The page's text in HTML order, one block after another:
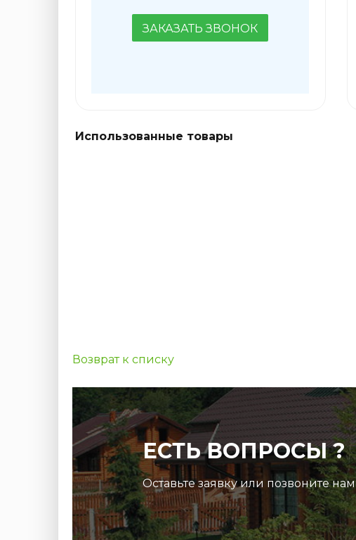
ЗАКАЗАТЬ ЗВОНОК
Использованные товары
Возврат к списку
ЕСТЬ ВОПРОСЫ ?
Оставьте заявку или позвоните нам